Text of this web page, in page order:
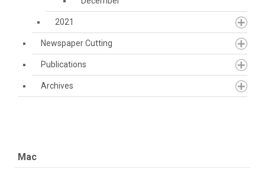
2021
Newspaper Cutting
Publications
Archives
Mac